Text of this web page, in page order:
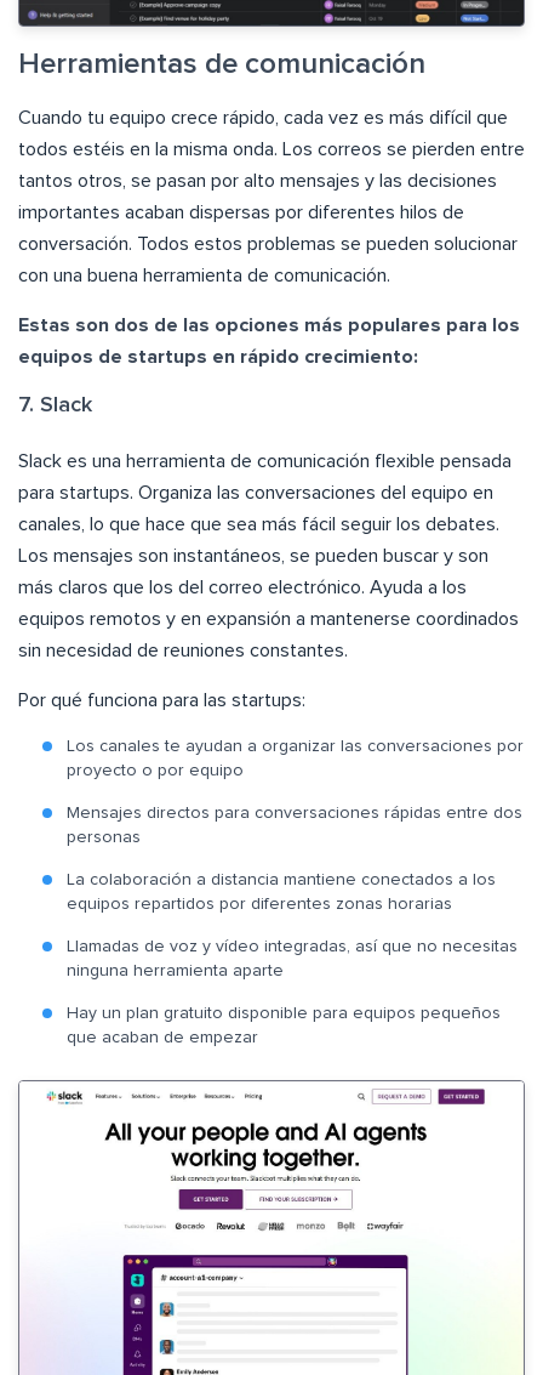
Herramientas de comunicación
Cuando tu equipo crece rápido, cada vez es más difícil que
todos estéis en la misma onda. Los correos se pierden entre
tantos otros, se pasan por alto mensajes y las decisiones
importantes acaban dispersas por diferentes hilos de
conversación. Todos estos problemas se pueden solucionar
con una buena herramienta de comunicación.
Estas son dos de las opciones más populares para los
equipos de startups en rápido crecimiento:
7. Slack
Slack es una herramienta de comunicación flexible pensada
para startups. Organiza las conversaciones del equipo en
canales, lo que hace que sea más fácil seguir los debates.
Los mensajes son instantáneos, se pueden buscar y son
más claros que los del correo electrónico. Ayuda a los
equipos remotos y en expansión a mantenerse coordinados
sin necesidad de reuniones constantes.
Por qué funciona para las startups:
Los canales te ayudan a organizar las conversaciones por
proyecto o por equipo
Mensajes directos para conversaciones rápidas entre dos
personas
La colaboración a distancia mantiene conectados a los
equipos repartidos por diferentes zonas horarias
Llamadas de voz y vídeo integradas, así que no necesitas
ninguna herramienta aparte
Hay un plan gratuito disponible para equipos pequeños
que acaban de empezar